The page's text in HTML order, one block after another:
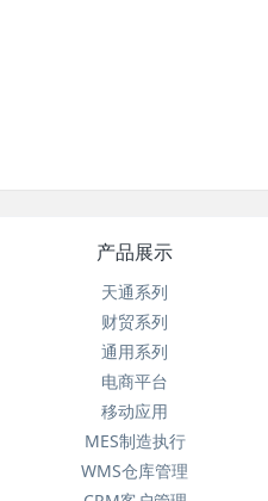
产品展示
天通系列
财贸系列
通用系列
电商平台
移动应用
MES制造执行
WMS仓库管理